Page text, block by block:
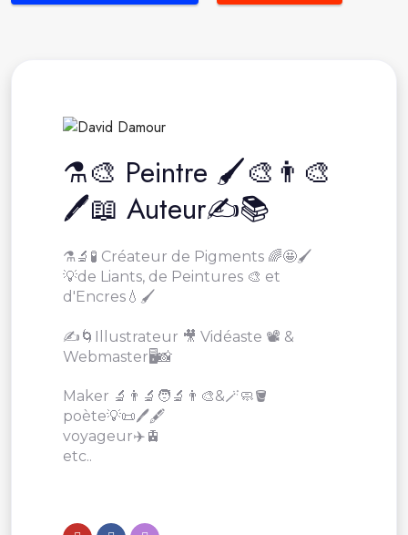
⚗️🎨 Peintre 🖌🎨👨‍🎨
🖊📖 Auteur✍️📚
⚗️🔬🧪 Créateur de Pigments 🌈🤩🖌
💡de Liants, de Peintures 🎨 et
d'Encres💧🖌
✍️🌀Illustrateur 🎥 Vidéaste 📽 &
Webmaster🖥📸
Maker 🔬👨‍🔬🧑‍🔬👨‍🎨&🪄🧼🪣
poète💡📜🖊🖋
voyageur✈️🚊
etc..